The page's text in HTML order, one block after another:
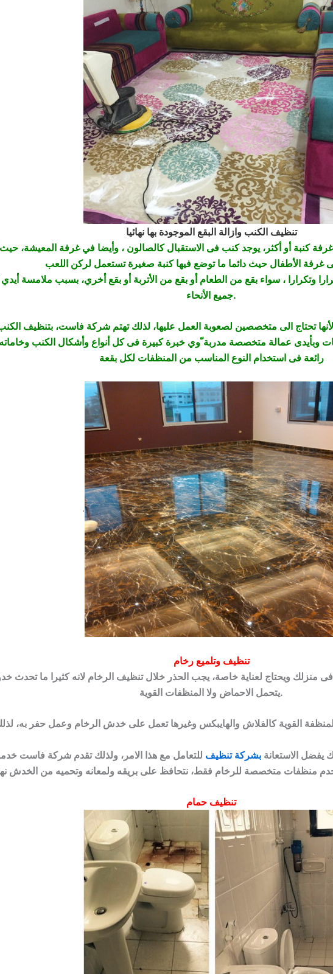
تنظيف الكنب وازالة البقع الموجودة بها نهائيا
كنبة أو أكثر، يوجد كنب فى الاستقبال كالصالون ، وأيضا في غرفة المعيشة، حيث
وتكرارا ، سواء بقع من الطعام أو بقع من الأتربة أو بقع أخري، بسبب ملامسة
جميع الأنحاء.
تحتاج الى متخصصين لصعوبة العمل عليها، لذلك تهتم شركة فاست، بتنظيف الكنب
وبأيدى عمالة متخصصة مدربة ّوي خبرة كبيرة فى كل أنواع وأشكال الكنب وخاماته
رائعة فى استخدام النوع المناسب من المنظفات لكل بقعة
.
تنظيف وتلميع رخام
منزلك ويحتاج لعناية خاصة، يجب الحذر خلال تنظيف الرخام لانه كثيرا ما تحدث
يتحمل الاحماض ولا المنظفات القوية.
يفضل الاستعانة بشركة تنظيف للتعامل مع هذا الامر، ولذلك تقدم شركة فاست
منظفات متخصصة للرخام فقط، نتحافظ على بريقه ولمعانه وتحميه من الخدش
تنظيف حمام